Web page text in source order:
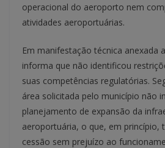
operacional do aeroporto nem
atividades aeroportuárias.
Em manifestação técnica anexada
informa que não identificou
suas competências regulatórias.
área solicitada pelo município não
planejamento de expansão da
aeroportuária, o que, em princípio,
cessão sem prejuízo ao